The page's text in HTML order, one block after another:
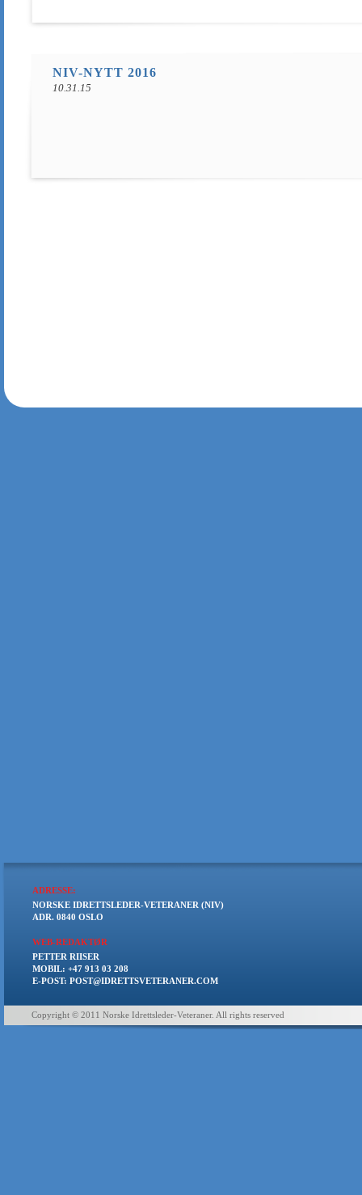
NIV-NYTT 2016
10.31.15
ADRESSE:
NORSKE IDRETTSLEDER-VETERANER (NIV)
ADR. 0840 OSLO
WEB-REDAKTØR
PETTER RIISER
MOBIL: +47 913 03 208
E-POST: POST@IDRETTSVETERANER.COM
Copyright © 2011 Norske Idrettsleder-Veteraner. All rights reserved